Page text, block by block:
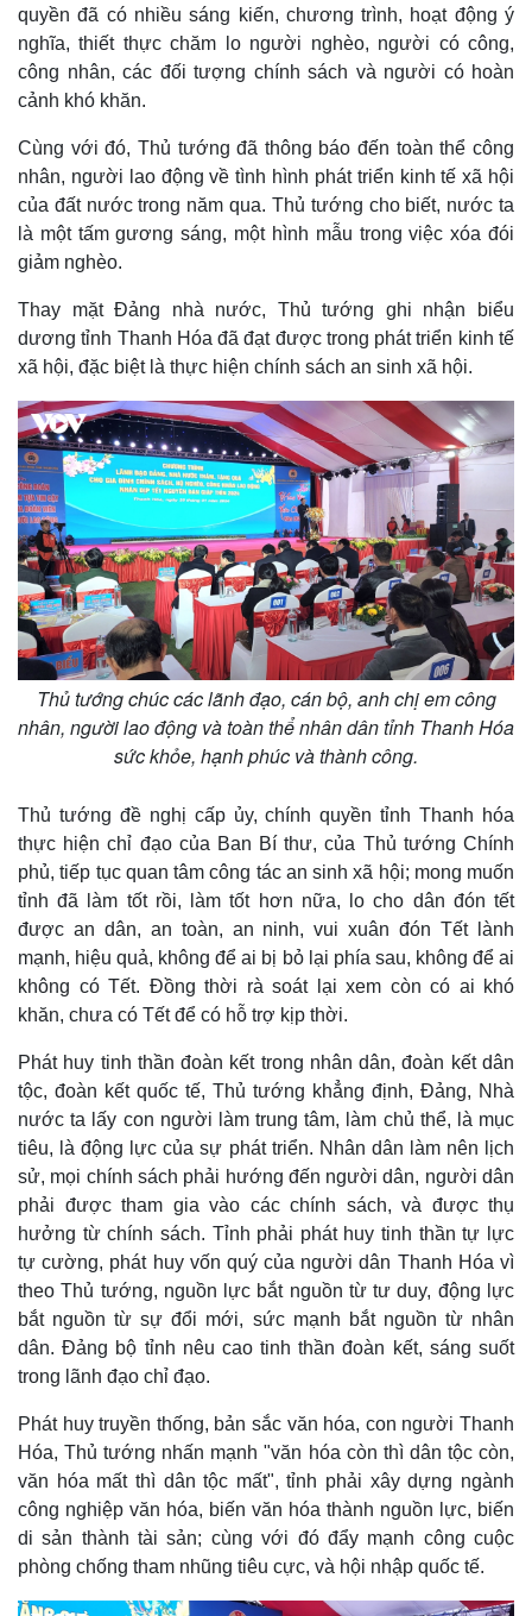
Pháp luật
Vụ án
Tư vấn luật
Quân sự - Quốc phòng
Phân tích
Thể thao
Bóng đá
Lịch thi đấu bóng đá
Thế giới thể thao
eSports
Hậu trường
Ô tô - Xe máy
Ô tô
Xe máy
Tư vấn
quyền đã có nhiều sáng kiến, chương trình, hoạt động ý
nghĩa, thiết thực chăm lo người nghèo, người có công,
công nhân, các đối tượng chính sách và người có hoàn
cảnh khó khăn.
Cùng với đó, Thủ tướng đã thông báo đến toàn thể công
nhân, người lao động về tình hình phát triển kinh tế xã hội
của đất nước trong năm qua. Thủ tướng cho biết, nước ta
là một tấm gương sáng, một hình mẫu trong việc xóa đói
giảm nghèo.
Thay mặt Đảng nhà nước, Thủ tướng ghi nhận biểu
dương tỉnh Thanh Hóa đã đạt được trong phát triển kinh tế
xã hội, đặc biệt là thực hiện chính sách an sinh xã hội.
Thủ tướng chúc các lãnh đạo, cán bộ, anh chị em công
nhân, người lao động và toàn thể nhân dân tỉnh Thanh Hóa
sức khỏe, hạnh phúc và thành công.
Thủ tướng đề nghị cấp ủy, chính quyền tỉnh Thanh hóa
thực hiện chỉ đạo của Ban Bí thư, của Thủ tướng Chính
phủ, tiếp tục quan tâm công tác an sinh xã hội; mong muốn
tỉnh đã làm tốt rồi, làm tốt hơn nữa, lo cho dân đón tết
được an dân, an toàn, an ninh, vui xuân đón Tết lành
mạnh, hiệu quả, không để ai bị bỏ lại phía sau, không để ai
không có Tết. Đồng thời rà soát lại xem còn có ai khó
khăn, chưa có Tết để có hỗ trợ kịp thời.
Phát huy tinh thần đoàn kết trong nhân dân, đoàn kết dân
tộc, đoàn kết quốc tế, Thủ tướng khẳng định, Đảng, Nhà
nước ta lấy con người làm trung tâm, làm chủ thể, là mục
tiêu, là động lực của sự phát triển. Nhân dân làm nên lịch
sử, mọi chính sách phải hướng đến người dân, người dân
phải được tham gia vào các chính sách, và được thụ
hưởng từ chính sách. Tỉnh phải phát huy tinh thần tự lực
tự cường, phát huy vốn quý của người dân Thanh Hóa vì
theo Thủ tướng, nguồn lực bắt nguồn từ tư duy, động lực
bắt nguồn từ sự đổi mới, sức mạnh bắt nguồn từ nhân
dân. Đảng bộ tỉnh nêu cao tinh thần đoàn kết, sáng suốt
trong lãnh đạo chỉ đạo.
Phát huy truyền thống, bản sắc văn hóa, con người Thanh
Hóa, Thủ tướng nhấn mạnh "văn hóa còn thì dân tộc còn,
văn hóa mất thì dân tộc mất", tỉnh phải xây dựng ngành
công nghiệp văn hóa, biến văn hóa thành nguồn lực, biến
di sản thành tài sản; cùng với đó đẩy mạnh công cuộc
phòng chống tham nhũng tiêu cực, và hội nhập quốc tế.